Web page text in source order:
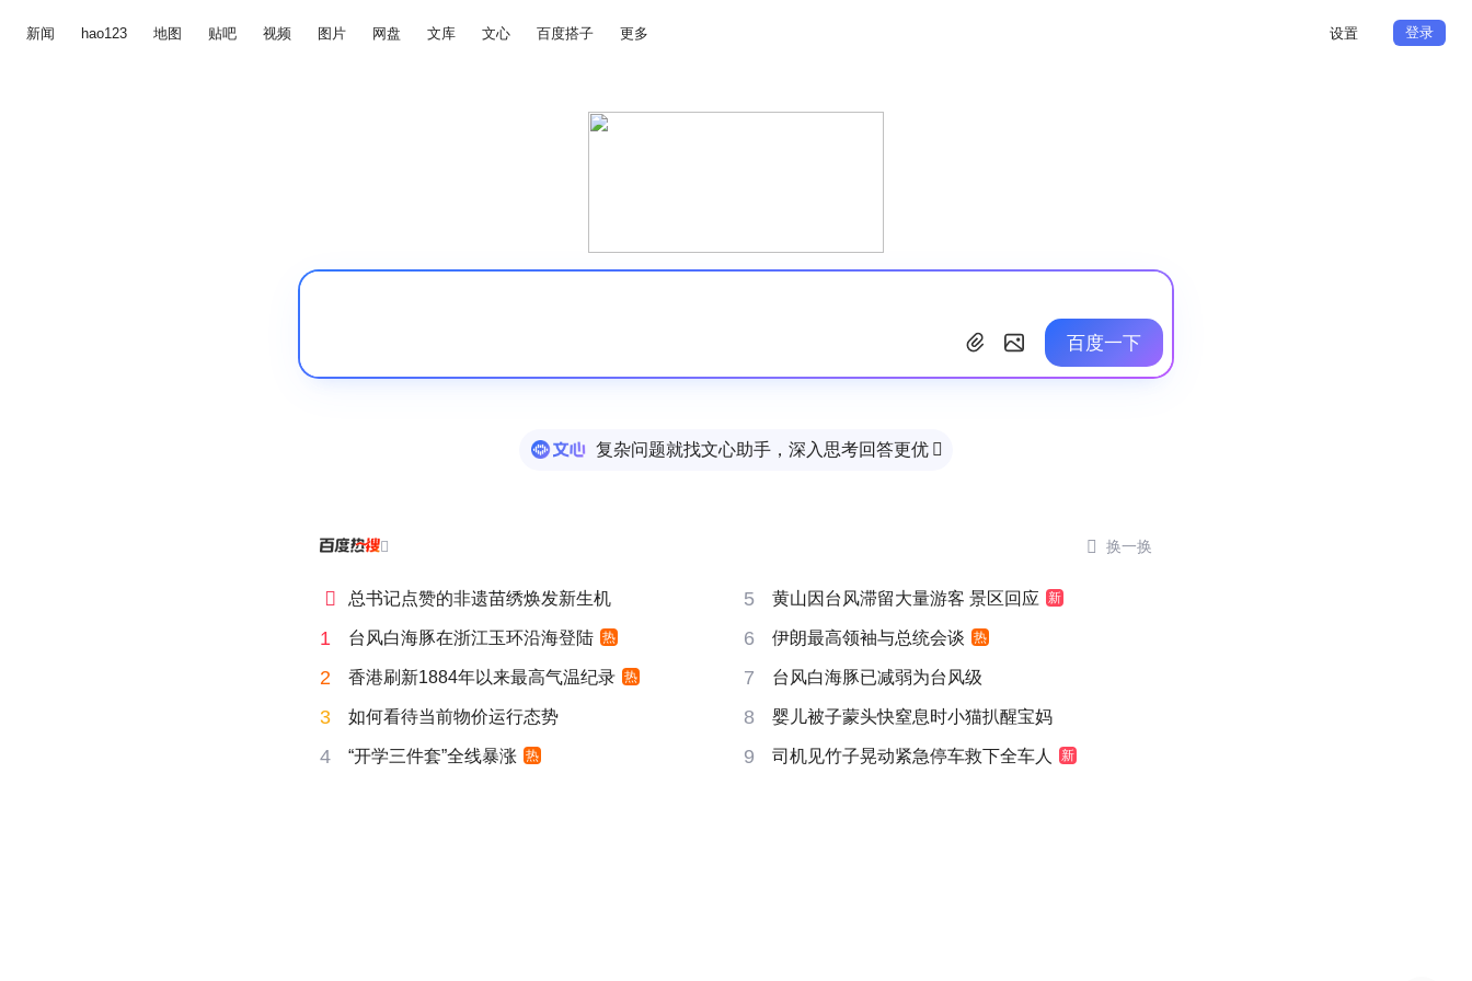
新闻 hao123 地图 贴吧 视频 图片 网盘 文库 文心 百度搭子 更多 设置 登录
百度一下
复杂问题就找文心助手，深入思考回答更优 
  换一换
 总书记点赞的非遗苗绣焕发新生机 5 黄山因台风滞留大量游客 景区回应 新
1 台风白海豚在浙江玉环沿海登陆 热 6 伊朗最高领袖与总统会谈 热
2 香港刷新1884年以来最高气温纪录 热 7 台风白海豚已减弱为台风级
3 如何看待当前物价运行态势 8 婴儿被子蒙头快窒息时小猫扒醒宝妈
4 “开学三件套”全线暴涨 热 9 司机见竹子晃动紧急停车救下全车人 新